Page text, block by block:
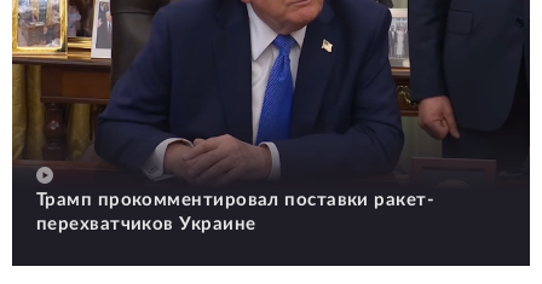
Трамп прокомментировал поставки ракет-
перехватчиков Украине